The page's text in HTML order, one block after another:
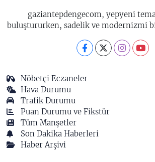
gaziantepdengecom, yepyeni
buluştururken, sadelik ve modernizmi
Nöbetçi Eczaneler
Hava Durumu
Trafik Durumu
Puan Durumu ve Fikstür
Tüm Manşetler
Son Dakika Haberleri
Haber Arşivi